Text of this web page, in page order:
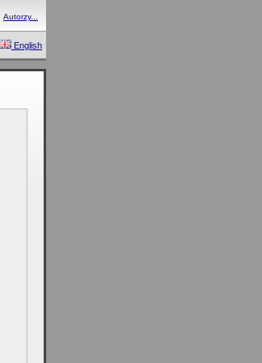
Autorzy...
English